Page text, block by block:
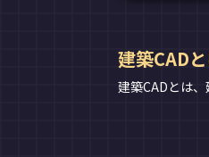
建築CADと
建築CADとは